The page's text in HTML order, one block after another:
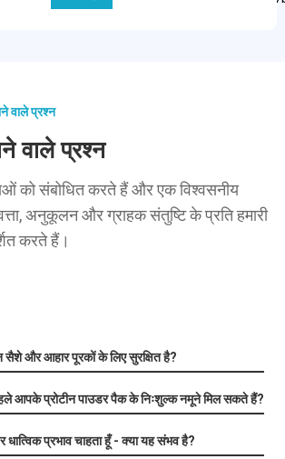
वाले प्रश्न
वाले प्रश्न
को संबोधित करते हैं और एक विश्वसनीय
अनुकूलन और ग्राहक संतुष्टि के प्रति हमारी
करते हैं।
सैशे और आहार पूरकों के लिए सुरक्षित है?
आपके प्रोटीन पाउडर पैक के निःशुल्क नमूने मिल सकते हैं?
प्रभाव चाहता हूँ - क्या यह संभव है?